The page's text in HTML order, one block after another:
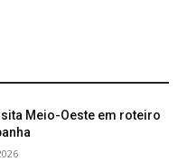
Meio-Oeste em roteiro